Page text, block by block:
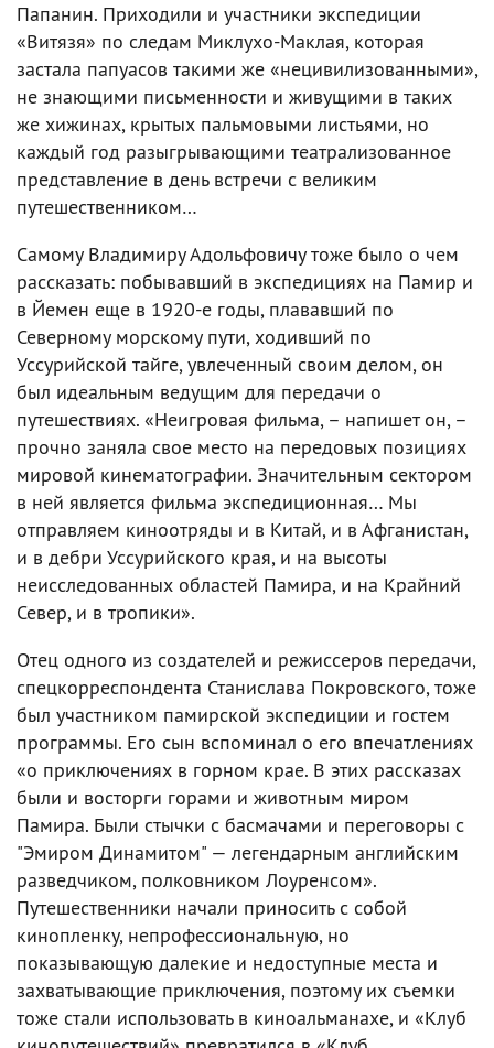
Папанин. Приходили и участники экспедиции
«Витязя» по следам Миклухо-Маклая, которая
застала папуасов такими же «нецивилизованными»,
не знающими письменности и живущими в таких
же хижинах, крытых пальмовыми листьями, но
каждый год разыгрывающими театрализованное
представление в день встречи с великим
путешественником…
Самому Владимиру Адольфовичу тоже было о чем
рассказать: побывавший в экспедициях на Памир и
в Йемен еще в 1920-е годы, плававший по
Северному морскому пути, ходивший по
Уссурийской тайге, увлеченный своим делом, он
был идеальным ведущим для передачи о
путешествиях. «Неигровая фильма, – напишет он, –
прочно заняла свое место на передовых позициях
мировой кинематографии. Значительным сектором
в ней является фильма экспедиционная… Мы
отправляем киноотряды и в Китай, и в Афганистан,
и в дебри Уссурийского края, и на высоты
неисследованных областей Памира, и на Крайний
Север, и в тропики».
Отец одного из создателей и режиссеров передачи,
спецкорреспондента Станислава Покровского, тоже
был участником памирской экспедиции и гостем
программы. Его сын вспоминал о его впечатлениях
«о приключениях в горном крае. В этих рассказах
были и восторги горами и животным миром
Памира. Были стычки с басмачами и переговоры с
"Эмиром Динамитом" — легендарным английским
разведчиком, полковником Лоуренсом».
Путешественники начали приносить с собой
кинопленку, непрофессиональную, но
показывающую далекие и недоступные места и
захватывающие приключения, поэтому их съемки
тоже стали использовать в киноальманахе, и «Клуб